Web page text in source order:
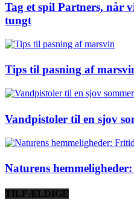
Tag et spil Partners, når
tungt
Tips til pasning af
Vandpistoler til en sjov
Naturens
TILFÆLDIGE